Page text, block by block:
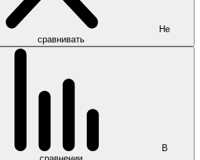
Не
сравнивать
В